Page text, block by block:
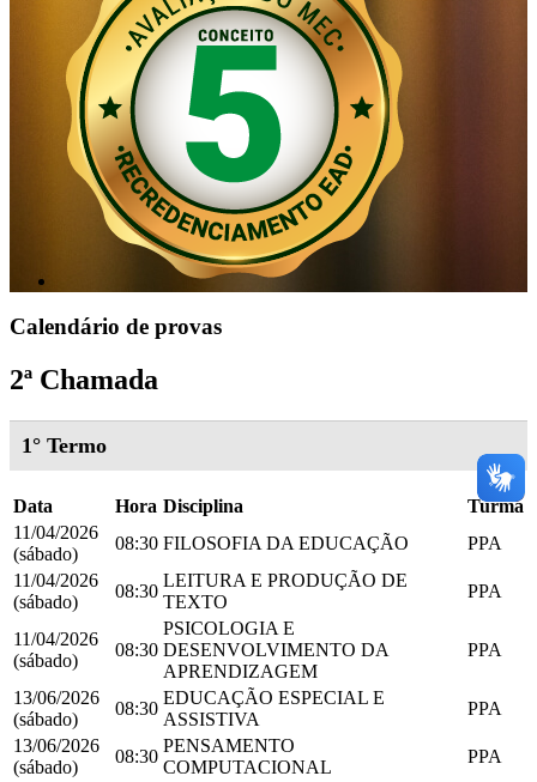
Calendário de provas
2ª Chamada
1° Termo
Data Hora Disciplina
Turma
11/04/2026
(sábado)
08:30 FILOSOFIA DA EDUCAÇÃO
PPA
11/04/2026
(sábado)
08:30
LEITURA E PRODUÇÃO DE
TEXTO
PPA
11/04/2026
(sábado)
08:30
PSICOLOGIA E
DESENVOLVIMENTO DA
APRENDIZAGEM
PPA
13/06/2026
(sábado)
08:30
EDUCAÇÃO ESPECIAL E
ASSISTIVA
PPA
13/06/2026
(sábado)
08:30
PENSAMENTO
COMPUTACIONAL
PPA